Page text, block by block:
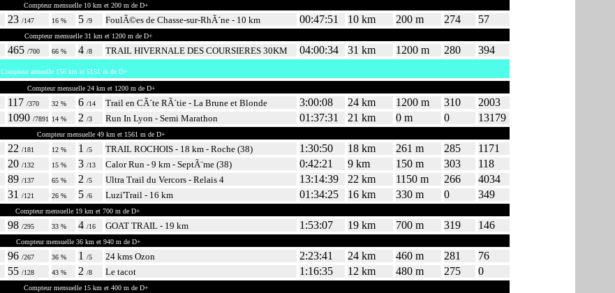
Compteur mensuelle 10 km et 200 m de D+
23 /147 16 % 5 /9 FoulÃ©es de Chasse-sur-RhÃ´ne - 10 km 00:47:51 10 km 200 m 274 57
Compteur mensuelle 31 km et 1200 m de D+
465 /700 66 % 4 /8 TRAIL HIVERNALE DES COURSIERES 30KM 04:00:34 31 km 1200 m 280 394
Compteur annuelle 156 km et 5151 m de D+
Compteur mensuelle 24 km et 1200 m de D+
117 /370 32 % 6 /14 Trail en CÃ´te RÃ´tie - La Brune et Blonde 3:00:08 24 km 1200 m 310
2003
1090 /7891 14 % 2 /3 Run In Lyon - Semi Marathon 01:37:31 21 km 0 m 0 13179
Compteur mensuelle 49 km et 1561 m de D+
22 /181 12 % 1 /5 TRAIL ROCHOIS - 18 km - Roche (38) 1:30:50 18 km 261 m 285
1171
20 /132 15 % 3 /13 Calor Run - 9 km - SeptÃ¨me (38) 0:42:21 9 km 150 m 303
118
89 /137 65 % 2 /5 Ultra Trail du Vercors - Relais 4 13:14:39 22 km 1150 m 266
4034
31 /121 26 % 5 /6 Luzi'Trail - 16 km 01:34:25 16 km 330 m 0 349
Compteur mensuelle 19 km et 700 m de D+
98 /295 33 % 4 /16 GOAT TRAIL - 19 km 1:53:07 19 km 700 m 319 146
Compteur mensuelle 36 km et 940 m de D+
96 /267 36 % 1 /5 24 kms Ozon 2:23:41 24 km 460 m 281
76
55 /128 43 % 2 /8 Le tacot 1:16:35 12 km 480 m 275 0
Compteur mensuelle 15 km et 400 m de D+